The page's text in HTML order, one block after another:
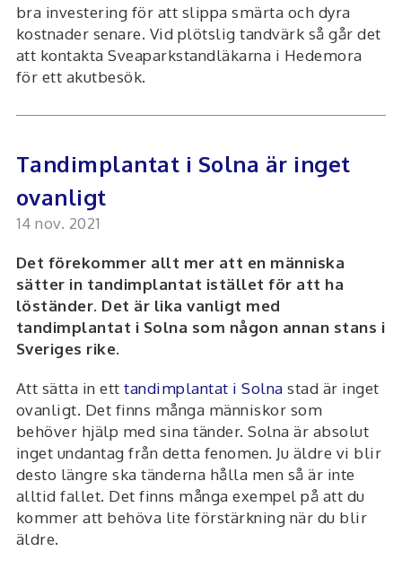
bra investering för att slippa smärta och dyra
kostnader senare. Vid plötslig tandvärk så går det
att kontakta Sveaparkstandläkarna i Hedemora
för ett akutbesök.
Tandimplantat i Solna är inget
ovanligt
14 nov. 2021
Det förekommer allt mer att en människa
sätter in tandimplantat istället för att ha
löständer. Det är lika vanligt med
tandimplantat i Solna som någon annan stans i
Sveriges rike.
Att sätta in etttandimplantat i Solna stad är inget
ovanligt. Det finns många människor som
behöver hjälp med sina tänder. Solna är absolut
inget undantag från detta fenomen. Ju äldre vi blir
desto längre ska tänderna hålla men så är inte
alltid fallet. Det finns många exempel på att du
kommer att behöva lite förstärkning när du blir
äldre.